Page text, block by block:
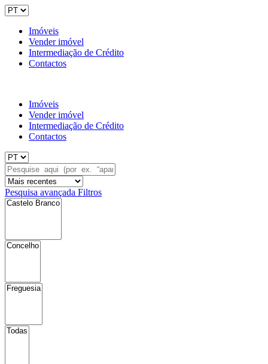
Imóveis
Vender imóvel
Intermediação de Crédito
Contactos
Imóveis
Vender imóvel
Intermediação de Crédito
Contactos
Pesquisa avançada Filtros